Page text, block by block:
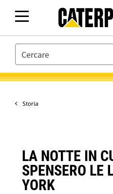
SEARCH
Storia
LA NOTTE IN
SPENSERO LE
YORK